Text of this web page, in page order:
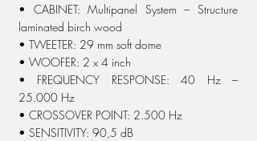
• CABINET: Multipanel System – Structure
laminated birch wood
• TWEETER: 29 mm soft dome
• WOOFER: 2 x 4 inch
•
FREQUENCY RESPONSE: 40 Hz –
25.000 Hz
• CROSSOVER POINT: 2.500 Hz
• SENSITIVITY: 90,5 dB